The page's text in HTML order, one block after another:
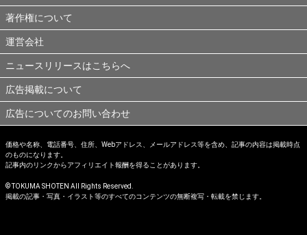
著作権について
運営会社
ニュースリリースはこちらへ
広告掲載について
広告についてのお問い合わせ
価格や名称、電話番号、住所、Webアドレス、メールアドレス等を含め、記事の内容は掲載時点
のものになります。
記事内のリンクからアフィリエイト報酬を得ることがあります。
© TOKUMA SHOTEN All Rights Reserved.
掲載の記事・写真・イラスト等のすべてのコンテンツの無断複写・転載を禁じます。